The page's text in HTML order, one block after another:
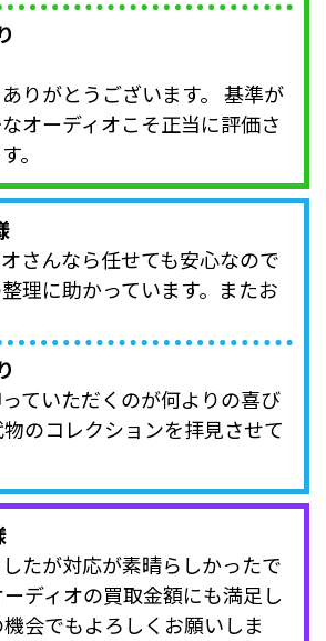
りがとうございます。 基準が
オーディオこそ正当に評価さ
。
さんなら任せても安心なので
理に助かっています。またお
ていただくのが何よりの喜び
のコレクションを拝見させて
たが対応が素晴らしかったで
ディオの買取金額にも満足し
会でもよろしくお願いしま